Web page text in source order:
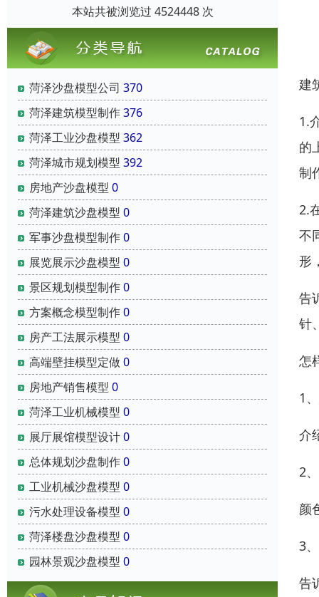
本站共被浏览过 4524448 次
菏泽沙盘模型公司 370
菏泽建筑模型制作376
菏泽工业沙盘模型 362
菏泽城市规划模型 392
房地产沙盘模型 0
菏泽建筑沙盘模型 0
军事沙盘模型制作0
展览展示沙盘模型 0
景区规划模型制作0
方案概念模型制作0
房产工法展示模型 0
高端壁挂模型定做0
房地产销售模型 0
菏泽工业机械模型 0
展厅展馆模型设计0
总体规划沙盘制作0
工业机械沙盘模型 0
污水处理设备模型 0
菏泽楼盘沙盘模型 0
园林景观沙盘模型 0
建
1.
的
制
2.
不
形
告
针
怎
1
介
2
颜
3
告